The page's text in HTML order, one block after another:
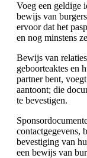
Voeg een geldige
bewijs van
ervoor dat het
en nog minstens
Bewijs van
geboorteaktes en
partner bent,
aantoont; die
te bevestigen.
contactgegevens,
bevestiging van
een bewijs van